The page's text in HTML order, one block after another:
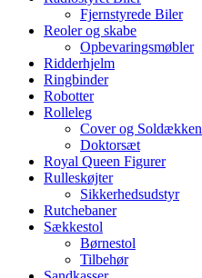
Fjernstyrede Biler
Reoler og skabe
Opbevaringsmøbler
Ridderhjelm
Ringbinder
Robotter
Rolleleg
Cover og Soldækken
Doktorsæt
Royal Queen Figurer
Rulleskøjter
Sikkerhedsudstyr
Rutchebaner
Sækkestol
Børnestol
Tilbehør